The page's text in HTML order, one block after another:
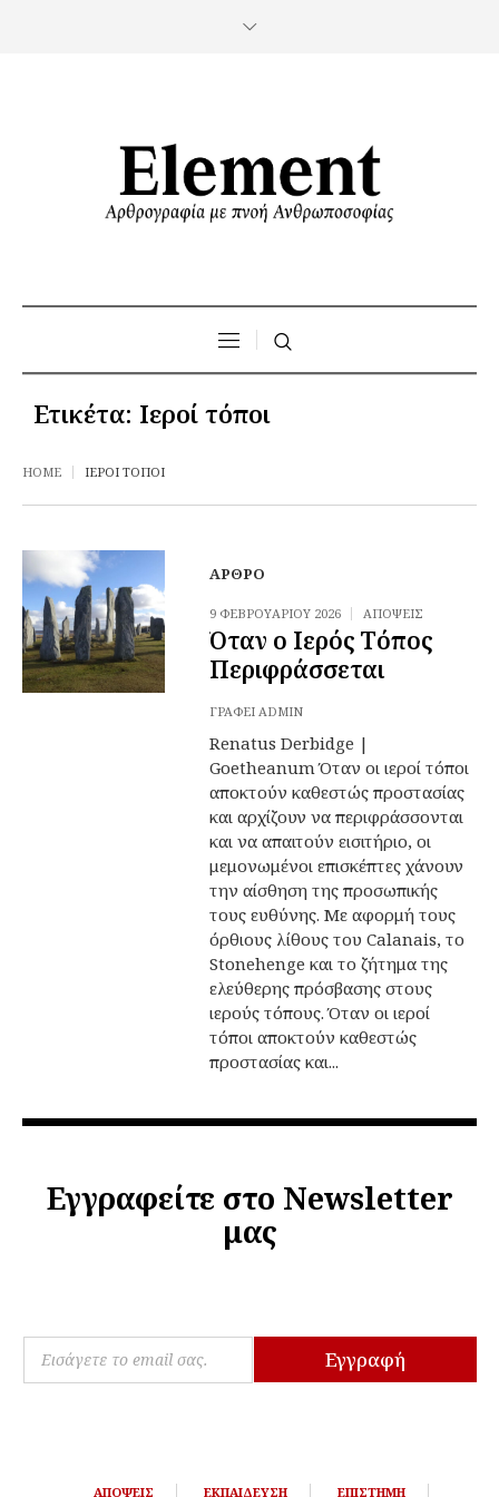
Ετικέτα: Ιεροί τόποι
HOME ΙΕΡΟΊ ΤΌΠΟΙ
ΆΡΘΡΟ
9 ΦΕΒΡΟΥΑΡΊΟΥ 2026 ΑΠΌΨΕΙΣ
Όταν ο Ιερός Τόπος
Περιφράσσεται
ΓΡΆΦΕΙ ADMIN
Renatus Derbidge |
Goetheanum Όταν οι ιεροί τόποι
αποκτούν καθεστώς προστασίας
και αρχίζουν να περιφράσσονται
και να απαιτούν εισιτήριο, οι
μεμονωμένοι επισκέπτες χάνουν
την αίσθηση της προσωπικής
τους ευθύνης. Με αφορμή τους
όρθιους λίθους του Calanais, το
Stonehenge και το ζήτημα της
ελεύθερης πρόσβασης στους
ιερούς τόπους. Όταν οι ιεροί
τόποι αποκτούν καθεστώς
προστασίας και...
Εγγραφείτε στο Newsletter
μας
E
a
Εγγραφή
ΑΠΌΨΕΙΣ ΕΚΠΑΊΔΕΥΣΗ ΕΠΙΣΤΉΜΗ